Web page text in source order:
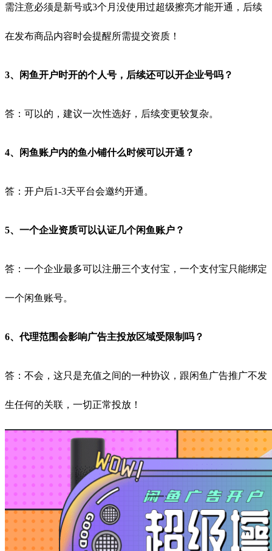
需注意必须是新号或3个月没使用过超级擦亮才能开通，后续
在发布商品内容时会提醒所需提交资质！
3、闲鱼开户时开的个人号，后续还可以开企业号吗？
答：可以的，建议一次性选好，后续变更较复杂。
4、闲鱼账户内的鱼小铺什么时候可以开通？
答：开户后1-3天平台会邀约开通。
5、一个企业资质可以认证几个闲鱼账户？
答：一个企业最多可以注册三个支付宝，一个支付宝只能绑定
一个闲鱼账号。
6、代理范围会影响广告主投放区域受限制吗？
答：不会，这只是充值之间的一种协议，跟闲鱼广告推广不发
生任何的关联，一切正常投放！